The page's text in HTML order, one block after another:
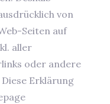
von
Seiten auf
aller
oder andere
Erklärung